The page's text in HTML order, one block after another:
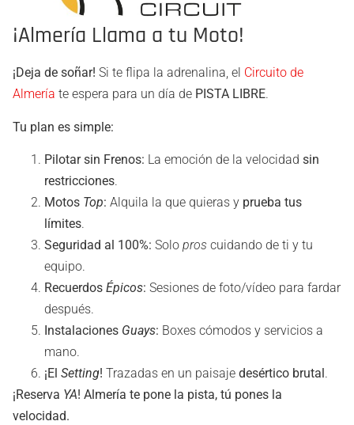
¡Almería Llama a tu Moto!
¡Deja de soñar! Si te flipa la adrenalina, el Circuito de
Almería te espera para un día de PISTA LIBRE.
Tu plan es simple:
Pilotar sin Frenos: La emoción de la velocidad sin
restricciones.
Motos Top: Alquila la que quieras y prueba tus
límites.
Seguridad al 100%: Solo pros cuidando de ti y tu
equipo.
Recuerdos Épicos: Sesiones de foto/vídeo para fardar
después.
Instalaciones Guays: Boxes cómodos y servicios a
mano.
¡El Setting! Trazadas en un paisaje desértico brutal .
¡Reserva YA! Almería te pone la pista, tú pones la
velocidad.